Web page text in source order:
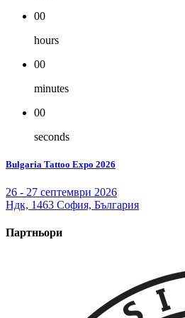
00
hours
00
minutes
00
seconds
Bulgaria Tattoo Expo 2026
26 - 27 септември 2026
Ндк, 1463 София, България
Партньори